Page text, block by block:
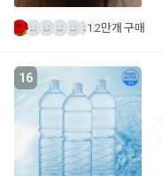
1.2만개 구매
16